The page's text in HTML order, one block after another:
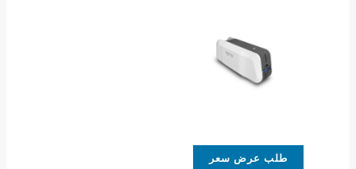
طلب عرض سعر